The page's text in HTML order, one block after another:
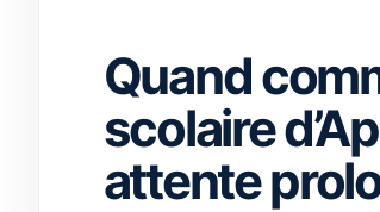
Quand
scolaire
attente